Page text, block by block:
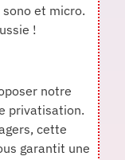
et micro.
!
notre
privatisation.
cette
garantit une